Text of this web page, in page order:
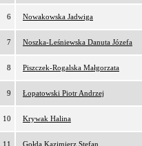
6 Nowakowska Jadwiga
7 Noszka-Leśniewska Danuta Józefa
8 Piszczek-Rogalska Małgorzata
9 Łopatowski Piotr Andrzej
10 Krywak Halina
11 Gołda Kazimierz Stefan